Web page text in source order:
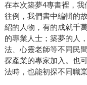
在本次築夢4專書裡，
往例，我們書中編輯的
紹的人物，有的成就千
的專業人士；築夢的人
法、心靈老師等不同民
探產業的專家加入。也
法時，也能初探不同職